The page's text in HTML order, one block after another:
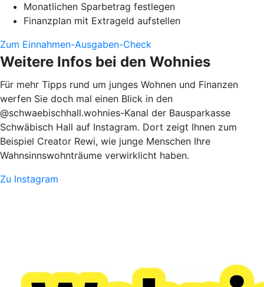
Monatlichen Sparbetrag festlegen
Finanzplan mit Extrageld aufstellen
Zum Einnahmen-Ausgaben-Check
Weitere Infos bei den Wohnies
Für mehr Tipps rund um junges Wohnen und Finanzen
werfen Sie doch mal einen Blick in den
@schwaebischhall.wohnies-Kanal der Bausparkasse
Schwäbisch Hall auf Instagram. Dort zeigt Ihnen zum
Beispiel Creator Rewi, wie junge Menschen Ihre
Wahnsinnswohnträume verwirklicht haben.
Zu Instagram